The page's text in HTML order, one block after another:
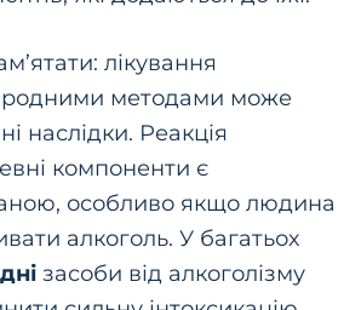
лікування
методами може
наслідки. Реакція
компоненти є
особливо якщо людина
алкоголь. У багатьох
засоби від алкоголізму